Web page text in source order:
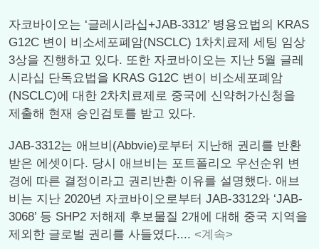
자코바이오는 ‘글레시라십+JAB-3312’ 병용요법의 KRAS
G12C 변이 비소세포폐암(NSCLC) 1차치료제 세팅 임상
3상을 진행하고 있다. 또한 자코바이오는 지난 5월 글레
시라십 단독요법을 KRAS G12C 변이 비소세포폐암
(NSCLC)에 대한 2차치료제로 중국에 신약허가신청을
제출해 현재 승인검토를 받고 있다.
JAB-3312는 애브비(Abbvie)로부터 지난해 권리를 반환
받은 에셋이다. 당시 애브비는 포트폴리오 우선순위 변
경에 따른 결정이라고 권리반환 이유를 설명했다. 애브
비는 지난 2020년 자코바이오로부터 JAB-3312와 ‘JAB-
3068’ 등 SHP2 저해제 후보물질 2개에 대해 중국 지역을
제외한 글로벌 권리를 사들였다.... <계속>